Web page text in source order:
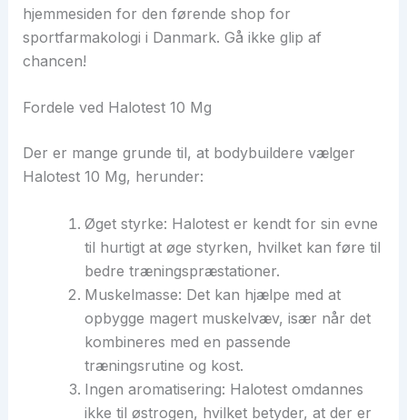
hjemmesiden for den førende shop for
sportfarmakologi i Danmark. Gå ikke glip af
chancen!
Fordele ved Halotest 10 Mg
Der er mange grunde til, at bodybuildere vælger
Halotest 10 Mg, herunder:
Øget styrke: Halotest er kendt for sin evne
til hurtigt at øge styrken, hvilket kan føre til
bedre træningspræstationer.
Muskelmasse: Det kan hjælpe med at
opbygge magert muskelvæv, især når det
kombineres med en passende
træningsrutine og kost.
Ingen aromatisering: Halotest omdannes
ikke til østrogen, hvilket betyder, at der er